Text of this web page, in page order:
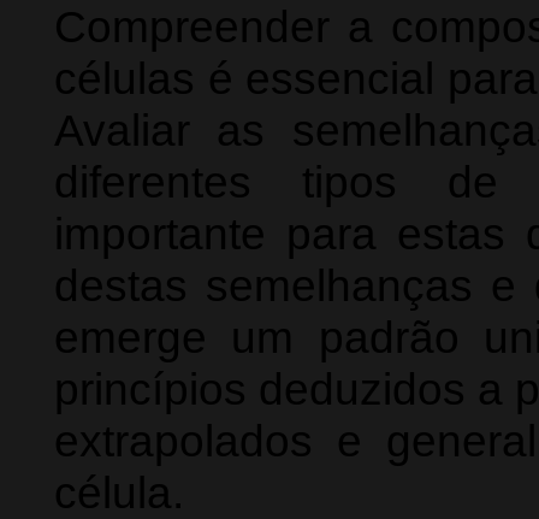
Compreender a
células é essencial
Avaliar as
diferentes tipos de
importante para
destas semelhanças e
emerge um padrão
princípios deduzidos a
extrapolados e
célula.